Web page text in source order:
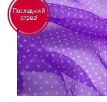
Последний
отрез!